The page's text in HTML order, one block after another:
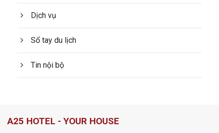
Dịch vụ
Sổ tay du lịch
Tin nội bộ
A25 HOTEL - YOUR HOUSE